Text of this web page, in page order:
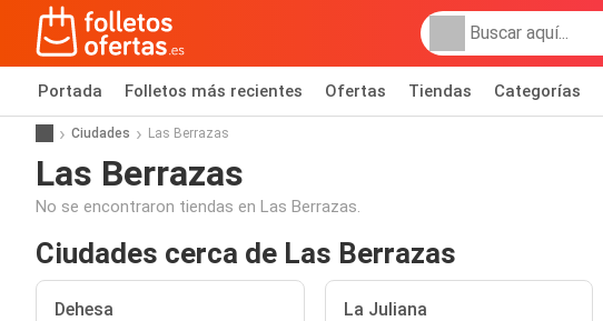
Portada Folletos más recientes Ofertas Tiendas Categorías
Ciudades Las Berrazas
Las Berrazas
No se encontraron tiendas en Las Berrazas.
Ciudades cerca de Las Berrazas
Dehesa La Juliana